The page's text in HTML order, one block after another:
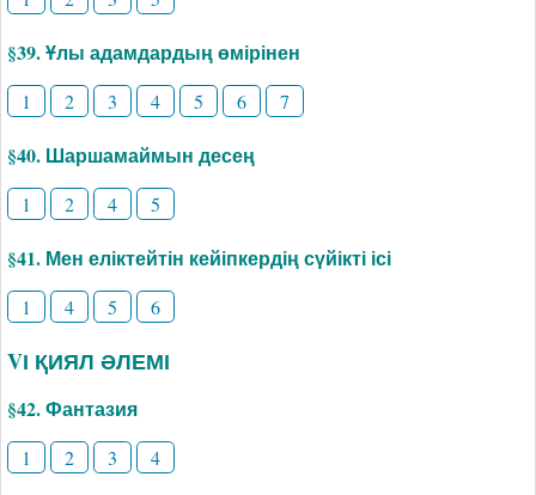
§39. Ұлы адамдардың өмірінен
1 2 3 4 5 6 7
§40. Шаршамаймын десең
1 2 4 5
§41. Мен еліктейтін кейіпкердің сүйікті ісі
1 4 5 6
VІ ҚИЯЛ ӘЛЕМІ
§42. Фантазия
1 2 3 4